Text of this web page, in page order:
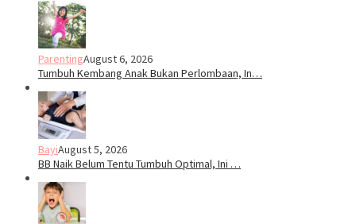
ParentingAugust 6, 2026
Tumbuh Kembang Anak Bukan Perlombaan, In…
BayiAugust 5, 2026
BB Naik Belum Tentu Tumbuh Optimal, Ini …